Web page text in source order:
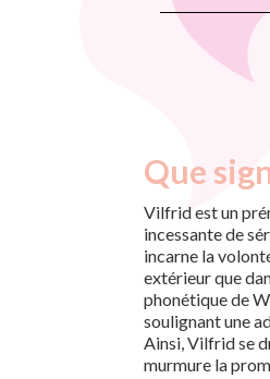
Que
Vilfrid est un
incessante de
incarne la
extérieur que
phonétique de
soulignant une
Ainsi, Vilfrid se
murmure la